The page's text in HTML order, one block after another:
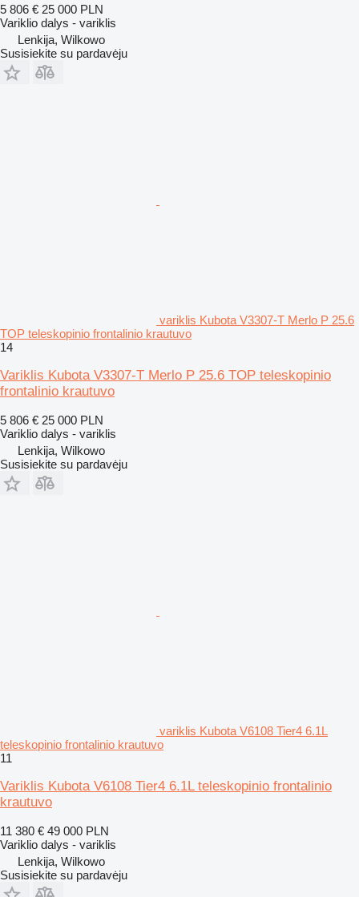
5 806 € 25 000 PLN
Variklio dalys - variklis
Lenkija, Wilkowo
Susisiekite su pardavėju
variklis Kubota V3307-T Merlo P 25.6
TOP teleskopinio frontalinio krautuvo
14
Variklis Kubota V3307-T Merlo P 25.6 TOP teleskopinio
frontalinio krautuvo
5 806 € 25 000 PLN
Variklio dalys - variklis
Lenkija, Wilkowo
Susisiekite su pardavėju
variklis Kubota V6108 Tier4 6.1L
teleskopinio frontalinio krautuvo
11
Variklis Kubota V6108 Tier4 6.1L teleskopinio frontalinio
krautuvo
11 380 € 49 000 PLN
Variklio dalys - variklis
Lenkija, Wilkowo
Susisiekite su pardavėju